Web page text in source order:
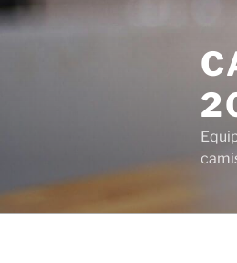
Saltar
al